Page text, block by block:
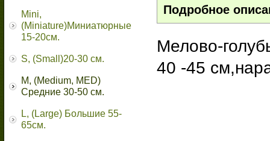
Mini,
(Miniature)Миниатюрные
15-20см.
S, (Small)20-30 см.
M, (Medium, MED)
Средние 30-50 см.
L, (Large) Большие 55-
65cм.
Подробное
Мелово-
40 -45